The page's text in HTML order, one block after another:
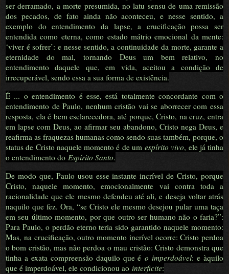
ser derramado, a morte presumida, no latu sensu de uma remissão
dos pecados, de fato ainda não aconteceu, e nesse sentido, a
exemplo do entendimento da lapse, a crucificação possa ser
entendida como eterna, como estado mátrio emocional da mente:
‘viver é sofrer’: e nesse sentido, a continuidade da morte, garante a
eternidade do mal, tornando Deus um bem relativo, no
entendimento daquele que, em vida, aceitou a condição de
irrecuperável, sendo essa a sua forma de existência.
É ... o entendimento é esse, está totalmente concordante com o
entendimento de Paulo, nenhum cristão vai se aborrecer com essa
resposta, ela é bem esclarecedora, até porque, Cristo, na cruz, entra
em lapse com Deus, ao afirmar seu abandono, Cristo nega Deus, e
reafirma as fraquezas humanas como sendo suas também, porque, o
status de Cristo naquele momento é de um espírito vivo, ele já tinha
o entendimento do Espírito Santo.
De modo que, Paulo usou esse instante incrível de Cristo, porque
Cristo, naquele momento, emocionalmente vai contra toda a
racionalidade que ele mesmo defendeu até ali, e deseja voltar atrás
naquilo que fez. Ora, “se Cristo ele mesmo desejou pular uma taça
em seu último momento, por que outro ser humano não o faria?”:
Para Paulo, o perdão eterno teria sido garantido naquele momento:
Mas, na crucificação, outro momento incrível ocorre: Cristo perdoa
o bom cristão, mas não perdoa o mau cristão: Cristo demonstra que
tinha a exata compreensão daquilo que éo imperdoável: e àquilo
que é imperdoável, ele condicionou ao interficite: